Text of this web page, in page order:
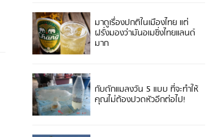
มาดูเรื่องปกติในเมืองไทย แต่
ฝรั่งมองว่ามันอเมซิ่งไทยแลนด์
มาก
กับดักแมลงวัน 5 แบบ ที่จะทำให้
คุณไม่ต้องปวดหัวอีกต่อไป!